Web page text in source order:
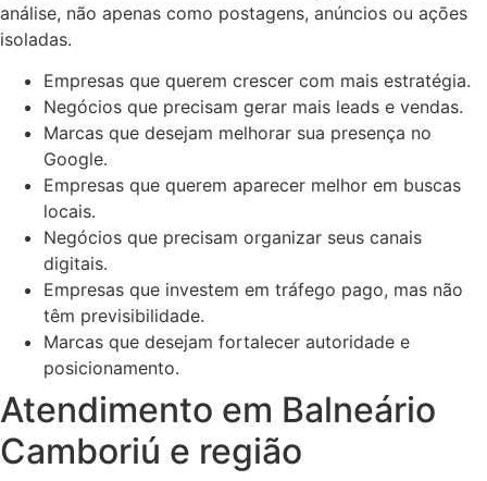
análise, não apenas como postagens, anúncios ou ações
isoladas.
Empresas que querem crescer com mais estratégia.
Negócios que precisam gerar mais leads e vendas.
Marcas que desejam melhorar sua presença no
Google.
Empresas que querem aparecer melhor em buscas
locais.
Negócios que precisam organizar seus canais
digitais.
Empresas que investem em tráfego pago, mas não
têm previsibilidade.
Marcas que desejam fortalecer autoridade e
posicionamento.
Atendimento em Balneário
Camboriú e região